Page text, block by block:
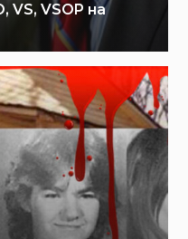
VS, VSOP на